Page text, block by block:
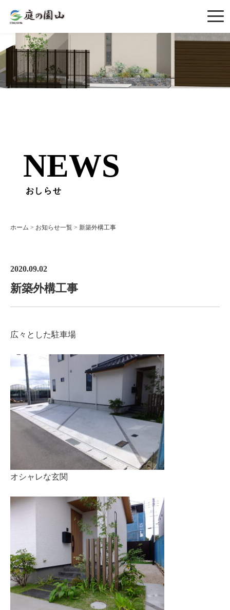
NEWS
おしらせ
ホーム > お知らせ一覧 > 新築外構工事
2020.09.02
新築外構工事
広々とした駐車場
オシャレな玄関